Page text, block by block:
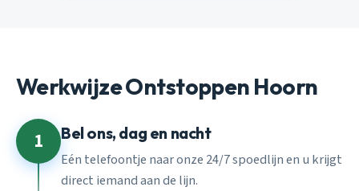
Werkwijze Ontstoppen Hoorn
1 Bel ons, dag en nacht
Eén telefoontje naar onze 24/7 spoedlijn en u krijgt
direct iemand aan de lijn.